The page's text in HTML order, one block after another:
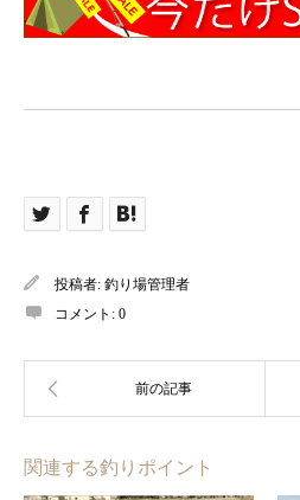
投稿者: 釣り場管理者
コメント: 0
関連する釣りポイント